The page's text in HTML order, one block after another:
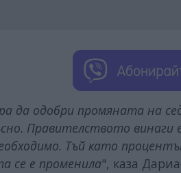
да одобри промяната на
Правителството
Тъй като
се е променила", каза